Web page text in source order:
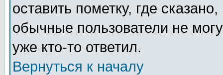
оставить пометку, где
обычные пользователи не
уже кто-то ответил.
Вернуться к началу